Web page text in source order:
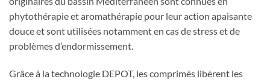
phytothérapie et aromathérapie pour leur action apaisante
douce et sont utilisées notamment en cas de stress et de
problèmes d’endormissement.
Grâce à la technologie DEPOT, les comprimés libèrent les